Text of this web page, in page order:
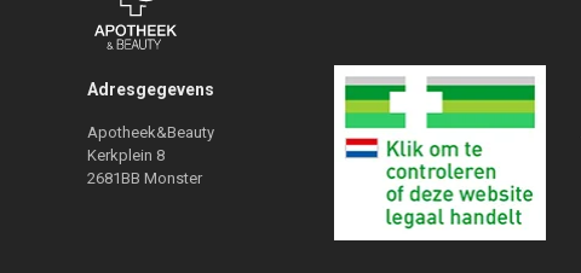
Adresgegevens
Apotheek&Beauty
Kerkplein 8
2681BB Monster